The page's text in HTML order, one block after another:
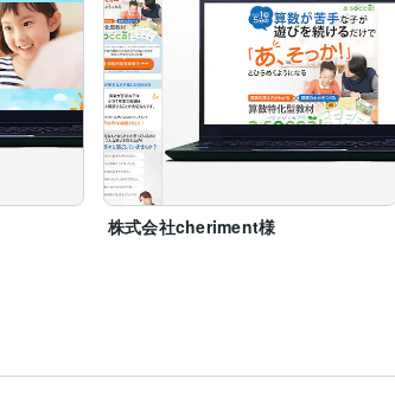
株式会社cheriment様